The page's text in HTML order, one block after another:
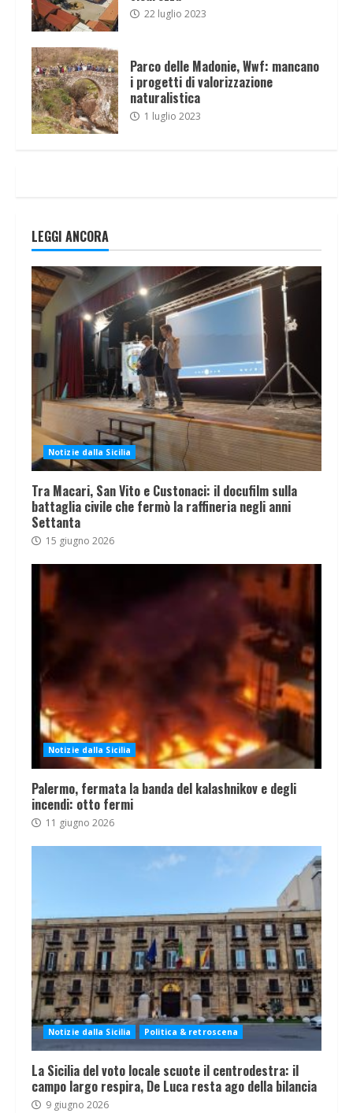
22 luglio 2023
Parco delle Madonie, Wwf: mancano
i progetti di valorizzazione
naturalistica
1 luglio 2023
LEGGI ANCORA
Notizie dalla Sicilia
Tra Macari, San Vito e Custonaci: il docufilm sulla
battaglia civile che fermò la raffineria negli anni
Settanta
15 giugno 2026
Notizie dalla Sicilia
Palermo, fermata la banda del kalashnikov e degli
incendi: otto fermi
11 giugno 2026
Notizie dalla Sicilia Politica & retroscena
La Sicilia del voto locale scuote il centrodestra: il
campo largo respira, De Luca resta ago della bilancia
9 giugno 2026